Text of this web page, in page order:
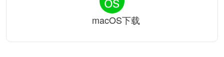
macOS下载